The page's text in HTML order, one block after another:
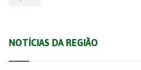
NOTÍCIAS DA REGIÃO